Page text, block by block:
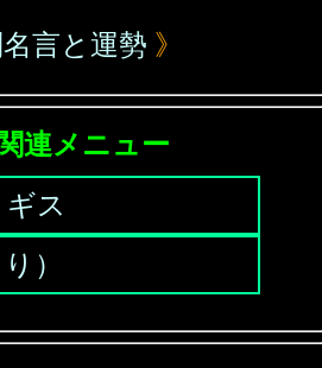
言と運勢 》
関連メニュー
ス
）